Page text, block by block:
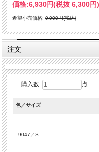
価格:6,930円(税抜 6,300円)
希望小売価格: 9,900円(税込)
注文
購入数: 点
色／サイズ
9047／S